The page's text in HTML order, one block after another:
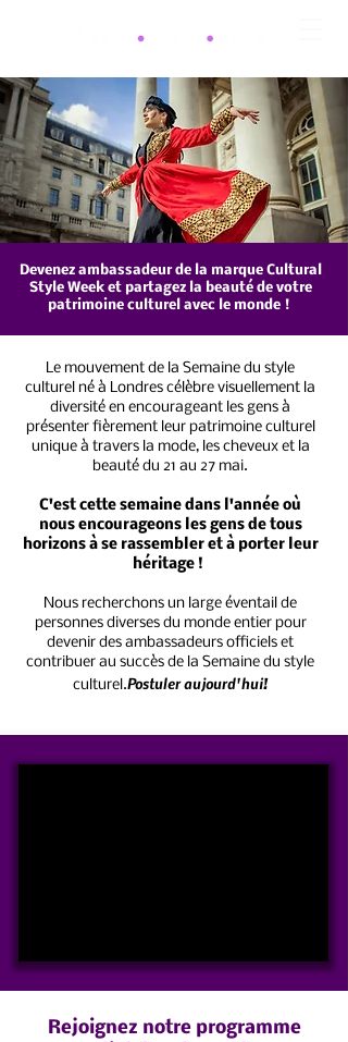
Devenez ambassadeur de la marque Cultural
Style Week et partagez la beauté de votre
patrimoine culturel avec le monde !
Le mouvement de la Semaine du style
culturel né à Londres célèbre visuellement la
diversité en encourageant les gens à
présenter fièrement leur patrimoine culturel
unique à travers la mode, les cheveux et la
beauté du 21 au 27 mai.
C'est cette semaine dans l'année où
nous encourageons les gens de tous
horizons à se rassembler et à porter leur
héritage !
Nous recherchons un large éventail de
personnes diverses du monde entier pour
devenir des ambassadeurs officiels et
contribuer au succès de la Semaine du style
culturel.Postuler aujourd'hui!
Rejoignez notre programme